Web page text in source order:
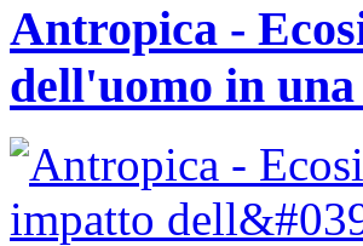
Antropica -
dell'uomo in